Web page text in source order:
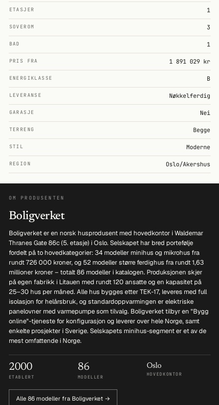
ETASJER 1
SOVEROM 3
BAD 1
PRIS FRA 1 891 029 kr
ENERGIKLASSE B
LEVERANSE Nøkkelferdig
GARASJE Nei
TERRENG Begge
STIL Moderne
REGION Oslo/Akershus
OM PRODUSENTEN
Boligverket
Boligverket er en norsk husprodusent med hovedkontor i Waldemar
Thranes Gate 86c (5. etasje) i Oslo. Selskapet har bred portefølje
fordelt på to hovedkategorier: 34 modeller minihus og mikrohus fra
rundt 726 000 kroner, og 52 modeller større ferdighus fra rundt 1,63
millioner kroner – totalt 86 modeller i katalogen. Produksjonen skjer
på egen fabrikk i Litauen med rundt 120 ansatte og en kapasitet på
25–30 hus per måned. Alle hus bygges etter TEK-17, leveres med full
isolasjon for helårsbruk, og standardoppvarmingen er elektriske
panelovner med varmepumpe som tilvalg. Boligverket tilbyr en "Bygg
online"-tjeneste for konfigurasjon og leverer over hele Norge, samt
enkelte prosjekter i Sverige. Selskapets minihus-segment er et av de
mest omfattende i Norge.
2000
ETABLERT
86
MODELLER
Oslo
HOVEDKONTOR
Alle 86 modeller fra Boligverket →